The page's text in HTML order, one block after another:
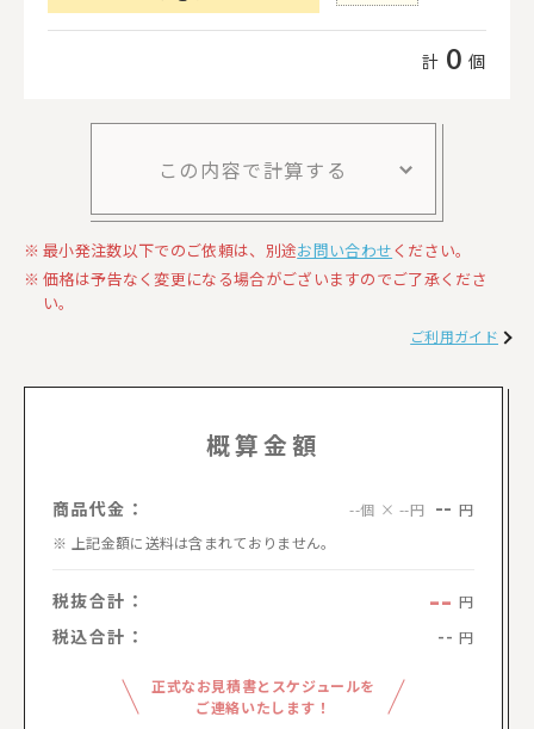
計 0 個
この内容で計算する
最小発注数以下でのご依頼は、別途お問い合わせください。
価格は予告なく変更になる場合がございますのでご了承くださ
い。
ご利用ガイド
概算金額
商品代金： --個 × --円 -- 円
上記金額に送料は含まれておりません。
税抜合計： -- 円
税込合計： -- 円
正式なお見積書とスケジュールを
ご連絡いたします！